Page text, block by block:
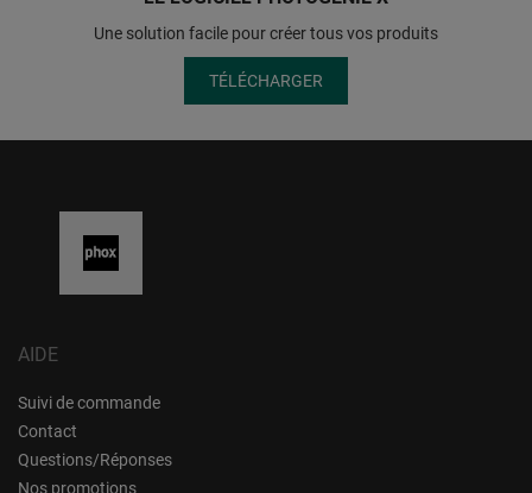
Une solution facile pour créer tous vos produits
TÉLÉCHARGER
AIDE
Suivi de commande
Contact
Questions/Réponses
Nos promotions